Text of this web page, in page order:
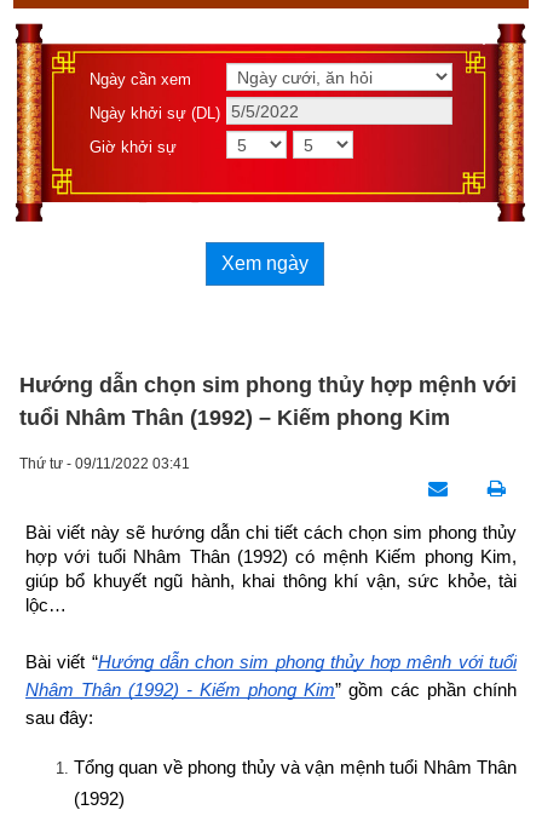
Ngày cần xem
Ngày khởi sự (DL)
Giờ khởi sự
Xem ngày
Hướng dẫn chọn sim phong thủy hợp mệnh với
tuổi Nhâm Thân (1992) – Kiếm phong Kim
Thứ tư - 09/11/2022 03:41
Bài viết này sẽ hướng dẫn chi tiết cách chọn sim phong thủy
hợp với tuổi Nhâm Thân (1992) có mệnh Kiếm phong Kim,
giúp bổ khuyết ngũ hành, khai thông khí vận, sức khỏe, tài
lộc…
Bài viết “Hướng dẫn chọn sim phong thủy hợp mệnh với tuổi
Nhâm Thân (1992) - Kiếm phong Kim” gồm các phần chính
sau đây:
Tổng quan về phong thủy và vận mệnh tuổi Nhâm Thân
(1992)